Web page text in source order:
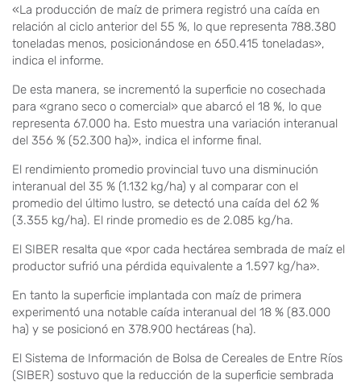
«La producción de maíz de primera registró una caída en
relación al ciclo anterior del 55 %, lo que representa 788.380
toneladas menos, posicionándose en 650.415 toneladas»,
indica el informe.
De esta manera, se incrementó la superficie no cosechada
para «grano seco o comercial» que abarcó el 18 %, lo que
representa 67.000 ha. Esto muestra una variación interanual
del 356 % (52.300 ha)», indica el informe final.
El rendimiento promedio provincial tuvo una disminución
interanual del 35 % (1.132 kg/ha) y al comparar con el
promedio del último lustro, se detectó una caída del 62 %
(3.355 kg/ha). El rinde promedio es de 2.085 kg/ha.
El SIBER resalta que «por cada hectárea sembrada de maíz el
productor sufrió una pérdida equivalente a 1.597 kg/ha».
En tanto la superficie implantada con maíz de primera
experimentó una notable caída interanual del 18 % (83.000
ha) y se posicionó en 378.900 hectáreas (ha).
El Sistema de Información de Bolsa de Cereales de Entre Ríos
(SIBER) sostuvo que la reducción de la superficie sembrada